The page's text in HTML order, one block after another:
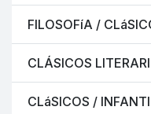
FILOSOFíA /
CLÁSICOS
CLáSICOS /